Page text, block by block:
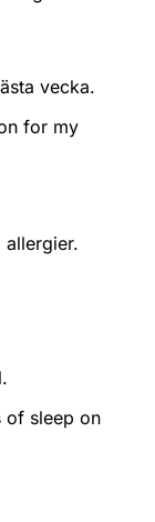
vecka.
for my
of sleep on